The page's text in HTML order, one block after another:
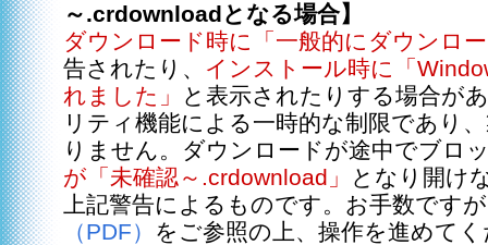
～.crdownloadとなる場合】
ダウンロード時に「一般的にダウンロ
告されたり、 インストール時に「
れました」
と表示されたりする場合が
リティ機能による一時的な制限であり
りません。ダウンロードが途中でブロ
が「未確認～.crdownload」
となり開け
上記警告によるものです。お手数です
（PDF） をご参照の上、操作を進めて